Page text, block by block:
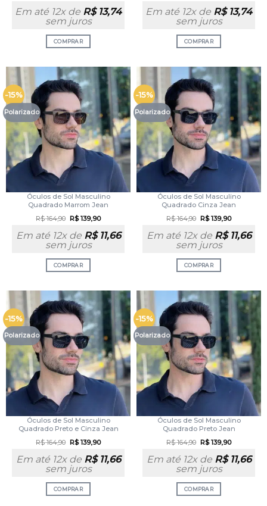
Em até 12x de R$13,74
sem juros
COMPRAR
Em até 12x de R$13,74
sem juros
COMPRAR
-15%
Polarizado
Óculos de Sol Masculino
Quadrado Marrom Jean
R$164,90 R$139,90
Em até 12x de R$11,66
sem juros
COMPRAR
-15%
Polarizado
Óculos de Sol Masculino
Quadrado Cinza Jean
R$164,90 R$139,90
Em até 12x de R$11,66
sem juros
COMPRAR
-15%
Polarizado
Óculos de Sol Masculino
Quadrado Preto e Cinza Jean
R$164,90 R$139,90
Em até 12x de R$11,66
sem juros
COMPRAR
-15%
Polarizado
Óculos de Sol Masculino
Quadrado Preto Jean
R$164,90 R$139,90
Em até 12x de R$11,66
sem juros
COMPRAR